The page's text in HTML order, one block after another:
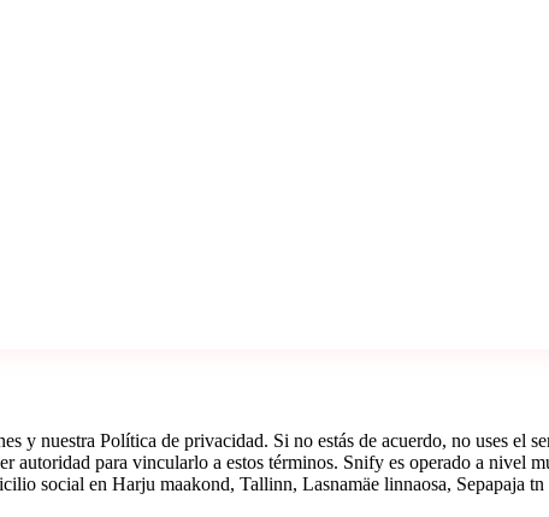
y nuestra Política de privacidad. Si no estás de acuerdo, no uses el
autoridad para vincularlo a estos términos. Snify es operado a
social en Harju maakond, Tallinn, Lasnamäe linnaosa, Sepapaja